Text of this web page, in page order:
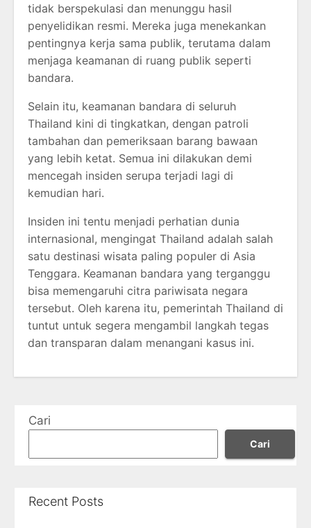
tidak berspekulasi dan menunggu hasil
penyelidikan resmi. Mereka juga menekankan
pentingnya kerja sama publik, terutama dalam
menjaga keamanan di ruang publik seperti
bandara.
Selain itu, keamanan bandara di seluruh
Thailand kini di tingkatkan, dengan patroli
tambahan dan pemeriksaan barang bawaan
yang lebih ketat. Semua ini dilakukan demi
mencegah insiden serupa terjadi lagi di
kemudian hari.
Insiden ini tentu menjadi perhatian dunia
internasional, mengingat Thailand adalah salah
satu destinasi wisata paling populer di Asia
Tenggara. Keamanan bandara yang terganggu
bisa memengaruhi citra pariwisata negara
tersebut. Oleh karena itu, pemerintah Thailand di
tuntut untuk segera mengambil langkah tegas
dan transparan dalam menangani kasus ini.
Cari
Cari
Recent Posts